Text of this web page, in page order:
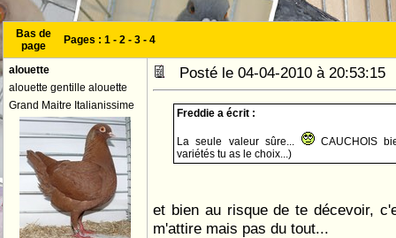
Bas de
page
Pages : 1 - 2 - 3 - 4
alouette
alouette gentille alouette
Grand Maitre Italianissime
Posté le 04-04-2010 à
Freddie a écrit :
La seule valeur sûre...
CAUCHOIS
variétés tu as le choix...)
et bien au risque de te décevoir,
m'attire mais pas du tout...